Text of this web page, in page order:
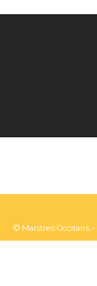
© Maistres Occitans -